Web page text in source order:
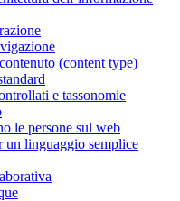
(content type)
e tassonomie
le persone sul web
un linguaggio semplice